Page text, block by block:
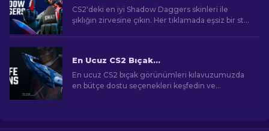
CS2'deki en iyi Shadow Daggers skinleri ile
şıklığın zirvesine çıkın. Her tıklamada eşsiz bir stil
En Ucuz CS2 Bıçak Görünümleri [2026]
En ucuz CS2 bıçak görünümleri kılavuzumuzda
en bütçe dostu seçenekleri keşfedin ve